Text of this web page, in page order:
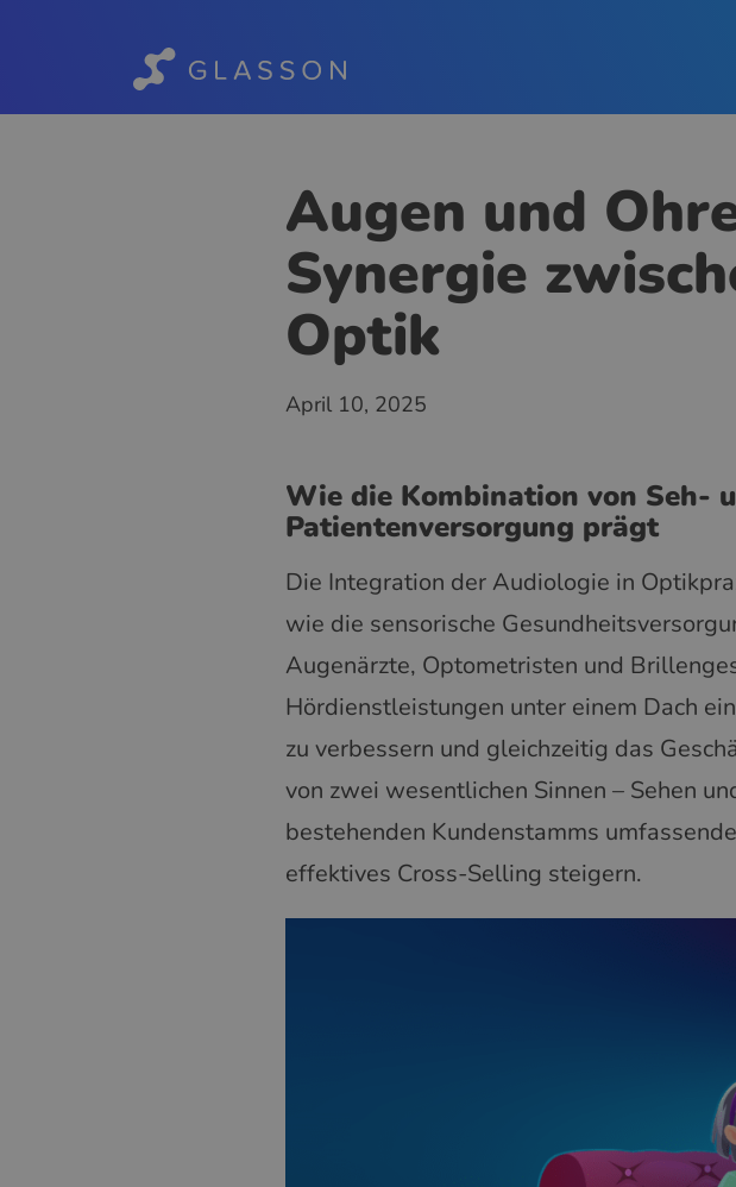
Augen und
Synergie
Optik
April 10, 2025
Wie die Kombination von Seh-
Patientenversorgung prägt
Die Integration der Audiologie in
wie die sensorische
Augenärzte, Optometristen und
Hördienstleistungen unter einem Dach
zu verbessern und gleichzeitig das
von zwei wesentlichen Sinnen – Sehen
bestehenden Kundenstamms
effektives Cross-Selling steigern.